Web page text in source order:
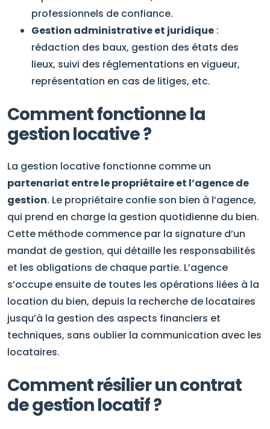
professionnels de confiance.
Gestion administrative et juridique :
rédaction des baux, gestion des états des
lieux, suivi des réglementations en vigueur,
représentation en cas de litiges, etc.
Comment fonctionne la
gestion locative ?
La gestion locative fonctionne comme un
partenariat entre le propriétaire et l’agence de
gestion. Le propriétaire confie son bien à l’agence,
qui prend en charge la gestion quotidienne du bien.
Cette méthode commence par la signature d’un
mandat de gestion, qui détaille les responsabilités
et les obligations de chaque partie. L’agence
s’occupe ensuite de toutes les opérations liées à la
location du bien, depuis la recherche de locataires
jusqu’à la gestion des aspects financiers et
techniques, sans oublier la communication avec les
locataires.
Comment résilier un contrat
de gestion locatif ?